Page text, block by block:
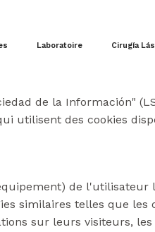
Laboratoire Cirugía
de la Información"
utilisent des cookies
de l'utilisateur
similaires telles que les
sur leurs visiteurs,